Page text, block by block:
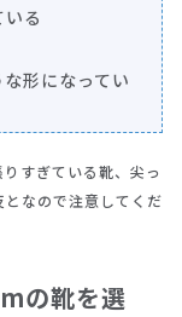
る
形になってい
すぎている靴、尖っ
なので注意してくだ
の靴を選